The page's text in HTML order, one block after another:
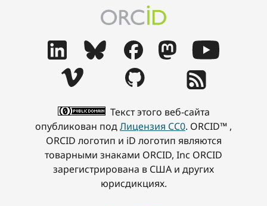
Текст этого веб-сайта
опубликован подЛицензия CC0. ORCID™ ,
ORCID логотип и iD логотип являются
товарными знаками ORCID, Inc ORCID
зарегистрирована в США и других
юрисдикциях.